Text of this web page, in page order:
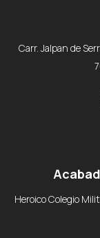
Carr. Jalpan de
Heroico Colegio